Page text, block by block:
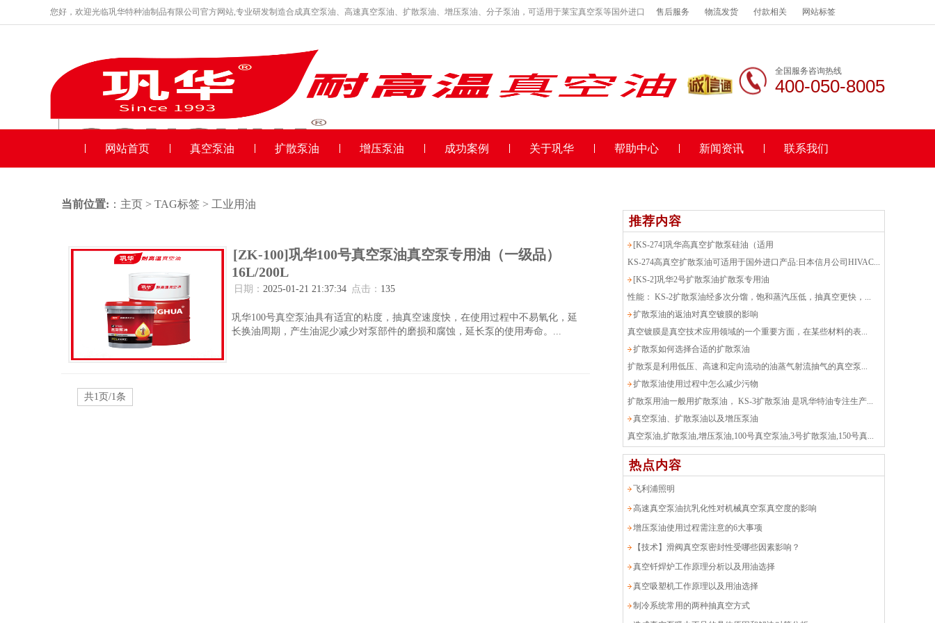
您好，欢迎光临巩华特种油制品有限公司官方网站,专业研发制造合成真空泵油、高速真空泵油、扩散泵油、增压泵油、分子泵油，可适用于莱宝真空泵等国外进口 售后服务 物流发货 付款相关 网站标签
全国服务咨询热线
400-050-8005
网站首页 真空泵油 扩散泵油 增压泵油 成功案例 关于巩华 帮助中心 新闻资讯 联系我们
当前位置: ： 主页 > TAG标签 > 工业用油
[ZK-100]巩华100号真空泵油真空泵专用油（一级品）
16L/200L
日期： 2025-01-21 21:37:34 点击： 135
巩华100号真空泵油具有适宜的粘度，抽真空速度快，在使用过程中不易氧化，延
长换油周期，产生油泥少减少对泵部件的磨损和腐蚀，延长泵的使用寿命。...
共1页/1条
推荐内容
[KS-274]巩华高真空扩散泵硅油（适用
KS-274高真空扩散泵油可适用于国外进口产品:日本信月公司HIVAC...
[KS-2]巩华2号扩散泵油扩散泵专用油
性能： KS-2扩散泵油经多次分馏，饱和蒸汽压低，抽真空更快，...
扩散泵油的返油对真空镀膜的影响
真空镀膜是真空技术应用领域的一个重要方面，在某些材料的表...
扩散泵如何选择合适的扩散泵油
扩散泵是利用低压、高速和定向流动的油蒸气射流抽气的真空泵...
扩散泵油使用过程中怎么减少污物
扩散泵用油一般用扩散泵油， KS-3扩散泵油 是巩华特油专注生产...
真空泵油、扩散泵油以及增压泵油
真空泵油,扩散泵油,增压泵油,100号真空泵油,3号扩散泵油,150号真...
热点内容
飞利浦照明
高速真空泵油抗乳化性对机械真空泵真空度的影响
增压泵油使用过程需注意的6大事项
【技术】滑阀真空泵密封性受哪些因素影响？
真空钎焊炉工作原理分析以及用油选择
真空吸塑机工作原理以及用油选择
制冷系统常用的两种抽真空方式